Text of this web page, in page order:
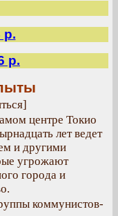
р.
р.
центре Токио
лет ведет
и другими
угрожают
города и
коммунистов-